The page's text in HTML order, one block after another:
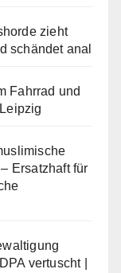
zieht
schändet anal
Fahrrad und
Ersatzhaft für
vertuscht |